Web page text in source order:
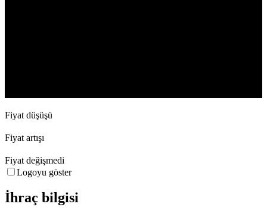
Fiyat düşüşü
Fiyat artışı
Fiyat değişmedi
Logoyu göster
İhraç bilgisi